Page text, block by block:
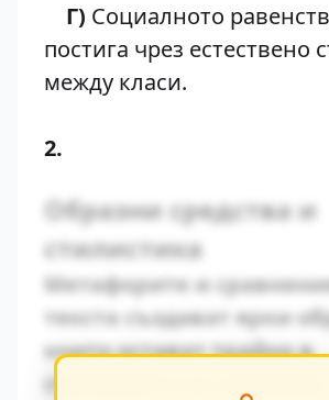
Г) Социалното
постига чрез естествено
между класи.
2.
Образни средства и
стилистика
Метафорите и
текста създават ярки
които остават трайно в
съзнанието на читателя.